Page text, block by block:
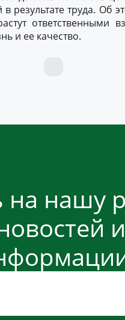
результате труда. Об
ответственными
и ее качество.
нашу